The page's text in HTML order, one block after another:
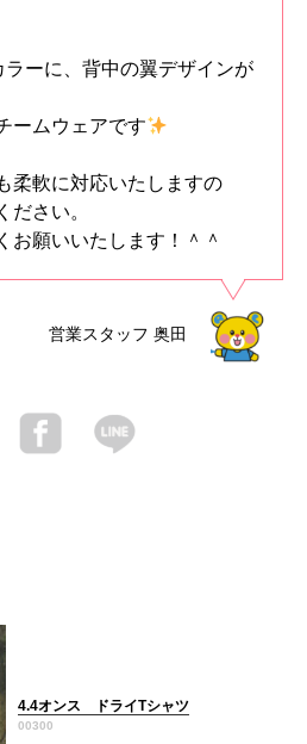
ーに、背中の翼デザインが
ームウェアです
柔軟に対応いたしますの
ださい。
お願いいたします！＾＾
営業スタッフ 奥田
4.4オンス ドライTシャツ
00300